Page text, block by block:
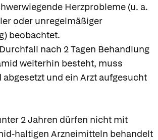
Herzprobleme (u. a.
oder unregelmäßiger
beobachtet.
nach 2 Tagen Behandlung
weiterhin besteht, muss
abgesetzt und ein Arzt aufgesucht
2 Jahren dürfen nicht mit
haltigen Arzneimitteln behandelt